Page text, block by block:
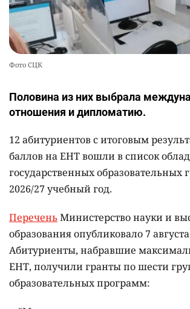
Фото СЦК
Половина из них выбрала
отношения и дипломатию.
12 абитуриентов с итоговым
баллов на ЕНТ вошли в список
государственных образовательных
2026/27 учебный год.
ПереченьМинистерство науки и
образования опубликовало 7
Абитуриенты, набравшие
ЕНТ, получили гранты по шести
образовательных программ: